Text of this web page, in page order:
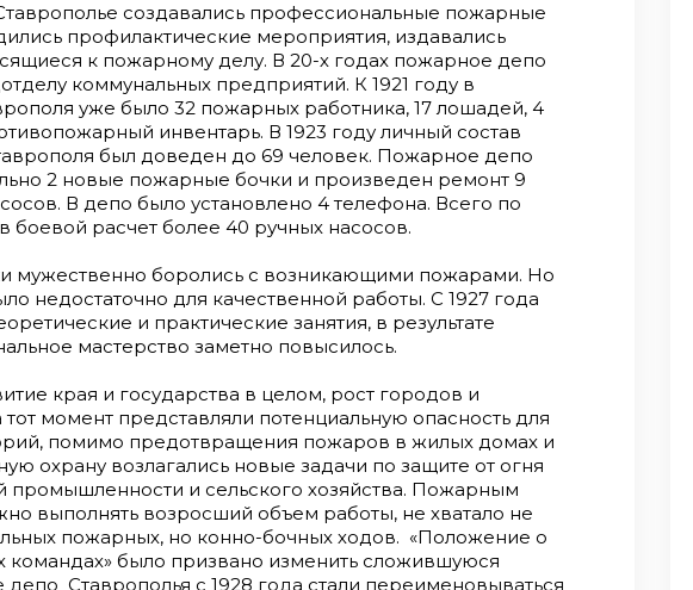
создавались профессиональные пожарные
профилактические мероприятия, издавались
к пожарному делу. В 20-х годах пожарное депо
коммунальных предприятий. К 1921 году в
уже было 32 пожарных работника, 17 лошадей, 4
инвентарь. В 1923 году личный состав
был доведен до 69 человек. Пожарное депо
2 новые пожарные бочки и произведен ремонт 9
В депо было установлено 4 телефона. Всего по
расчет более 40 ручных насосов.
мужественно боролись с возникающими пожарами. Но
недостаточно для качественной работы. С 1927 года
и практические занятия, в результате
мастерство заметно повысилось.
края и государства в целом, рост городов и
момент представляли потенциальную опасность для
помимо предотвращения пожаров в жилых домах и
охрану возлагались новые задачи по защите от огня
промышленности и сельского хозяйства. Пожарным
выполнять возросший объем работы, не хватало не
пожарных, но конно-бочных ходов. «Положение о
командах» было призвано изменить сложившуюся
Ставрополья с 1928 года стали переименовываться